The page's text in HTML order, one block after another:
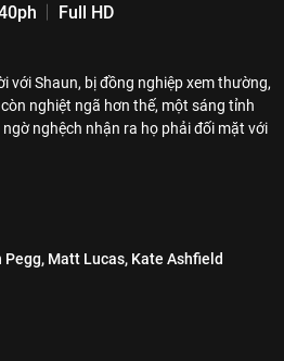
Full HD
với Shaun, bị đồng nghiệp xem thường,
nghiệt ngã hơn thế, một sáng tỉnh
nghệch nhận ra họ phải đối mặt với
Pegg, Matt Lucas, Kate Ashfield